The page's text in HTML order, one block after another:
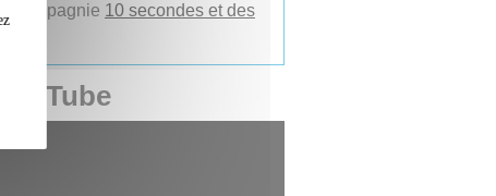
compagnie 10 secondes et des